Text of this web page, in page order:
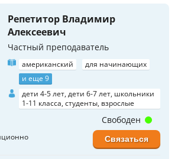
Репетитор Владимир
Алексеевич
Частный преподаватель
американский
для начинающих
и еще 9
дети 4-5 лет, дети 6-7 лет, школьники
1-11 класса, студенты, взрослые
Свободен
Связаться